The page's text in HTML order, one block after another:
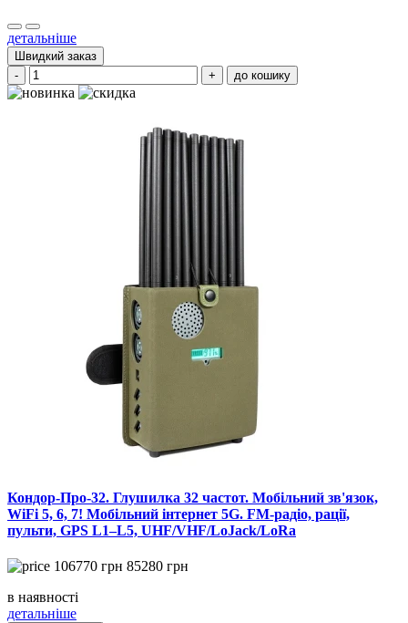
детальніше
Швидкий заказ
-
+ до кошику
Кондор-Про-32. Глушилка 32 частот. Мобільний зв'язок,
WiFi 5, 6, 7! Мобільний інтернет 5G. FM-радіо, рації,
пульти, GPS L1–L5, UHF/VHF/LoJack/LoRa
106770 грн 85280 грн
в наявності
детальніше